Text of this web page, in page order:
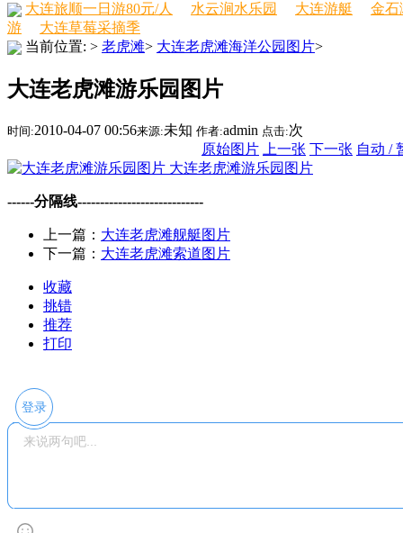
大连旅顺一日游80元/人 水云涧水乐园 大连游艇
金石
游
大连草莓采摘季
当前位置: > 老虎滩> 大连老虎滩海洋公园图片>
大连老虎滩游乐园图片
时间:2010-04-07 00:56来源:未知 作者:admin 点击:次
原始图片
上一张 下一张 自动 /
大连老虎滩游乐园图片
------分隔线----------------------------
上一篇： 大连老虎滩舰艇图片
下一篇： 大连老虎滩索道图片
收藏
挑错
推荐
打印
登录